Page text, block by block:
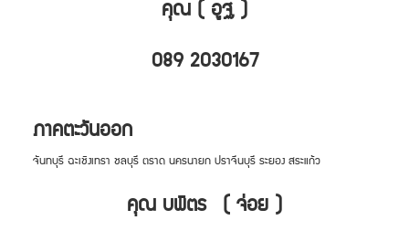
คุณ ( อูฐ )
089 2030167
ภาคตะวันออก
จันทบุรี ฉะเชิงเทรา ชลบุรี ตราด นครนายก ปราจีนบุรี ระยอง สระแก้ว
คุณ บพิตร ( จ่อย )